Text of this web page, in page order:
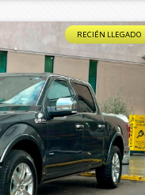
RECIÉN LLEGADO